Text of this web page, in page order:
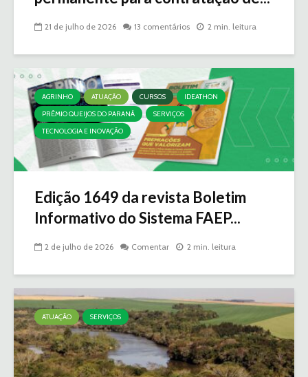
21 de julho de 2026 13 comentários 2 min. leitura
AGRINHO ATUAÇÃO CURSOS
IDEATHON
PRÊMIO QUEIJOS DO PARANÁ
SERVIÇOS
TECNOLOGIA E INOVAÇÃO
Edição 1649 da revista Boletim
Informativo do Sistema FAEP...
2 de julho de 2026 Comentar 2 min. leitura
ATUAÇÃO SERVIÇOS